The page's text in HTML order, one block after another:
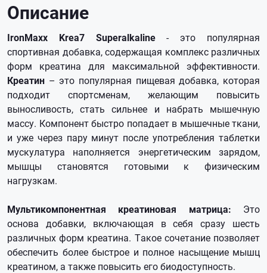
Описание
IronMaxx Krea7 Superalkaline- это популярная
спортивная добавка, содержащая комплекс различных
форм креатина для максимальной эффективности.
Креатин – это популярная пищевая добавка, которая
подходит спортсменам, желающим повысить
выносливость, стать сильнее и набрать мышечную
массу. Компонент быстро попадает в мышечные ткани,
и уже через пару минут после употребления таблетки
мускулатура наполняется энергетическим зарядом,
мышцы становятся готовыми к физическим
нагрузкам.
Мультикомпонентная креатиновая матрица: Это
основа добавки, включающая в себя сразу шесть
различных форм креатина. Такое сочетание позволяет
обеспечить более быстрое и полное насыщение мышц
креатином, а также повысить его биодоступность.